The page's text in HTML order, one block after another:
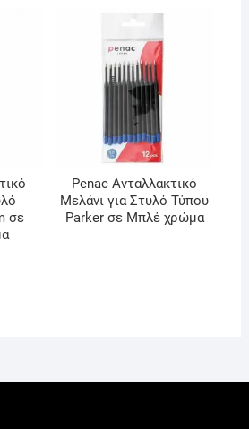
σε
Penac Ανταλλακτικό
Μελάνι για Στυλό Τύπου
Ρarker σε Μπλέ χρώμα